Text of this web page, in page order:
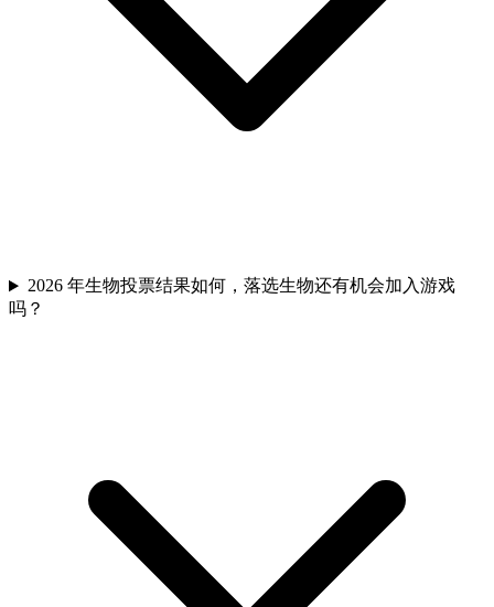
2026 年生物投票结果如何，落选生物还有机会加入游戏
吗？